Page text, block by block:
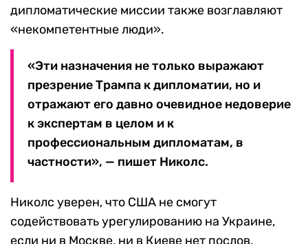
дипломатические миссии также возглавляют
«некомпетентные люди».
«Эти назначения не только выражают
презрение Трампа к дипломатии, но и
отражают его давно очевидное недоверие
к экспертам в целом и к
профессиональным дипломатам, в
частности», — пишет Николс.
Николс уверен, что США не смогут
содействовать урегулированию на Украине,
если ни в Москве, ни в Киеве нет послов.